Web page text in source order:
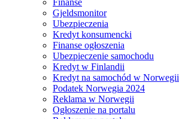
Finanse
Gjeldsmonitor
Ubezpieczenia
Kredyt konsumencki
Finanse ogłoszenia
Ubezpieczenie samochodu
Kredyt w Finlandii
Kredyt na samochód w Norwegii
Podatek Norwegia 2024
Reklama w Norwegii
Ogłoszenie na portalu